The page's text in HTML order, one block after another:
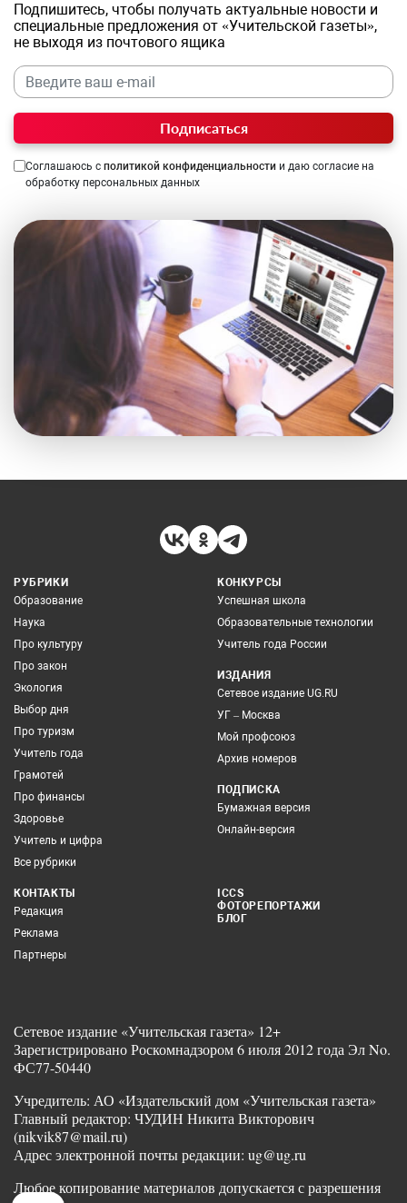
Подпишитесь, чтобы получать актуальные новости и
специальные предложения от «Учительской газеты»,
не выходя из почтового ящика
Подписаться
Соглашаюсь с политикой конфиденциальности и даю согласие на
обработку персональных данных
РУБРИКИ
Образование
Наука
Про культуру
Про закон
Экология
Выбор дня
Про туризм
Учитель года
Грамотей
Про финансы
Здоровье
Учитель и цифра
Все рубрики
КОНКУРСЫ
Успешная школа
Образовательные технологии
Учитель года России
ИЗДАНИЯ
Сетевое издание UG.RU
УГ – Москва
Мой профсоюз
Архив номеров
ПОДПИСКА
Бумажная версия
Онлайн-версия
КОНТАКТЫ
Редакция
Реклама
Партнеры
ICCS
ФОТОРЕПОРТАЖИ
БЛОГ
Сетевое издание «Учительская газета» 12+
Зарегистрировано Роскомнадзором 6 июля 2012 года Эл No.
ФС77-50440
Учредитель: АО «Издательский дом «Учительская газета»
Главный редактор: ЧУДИН Никита Викторович
(nikvik87@mail.ru)
Адрес электронной почты редакции: ug@ug.ru
Любое копирование материалов допускается с разрешения